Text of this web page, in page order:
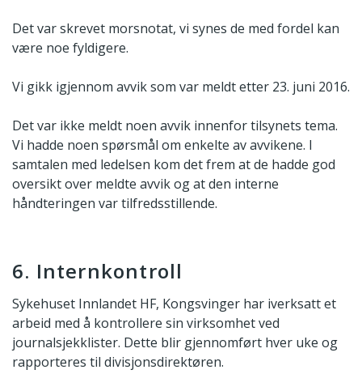
Det var skrevet morsnotat, vi synes de med fordel kan
være noe fyldigere.
Vi gikk igjennom avvik som var meldt etter 23. juni 2016.
Det var ikke meldt noen avvik innenfor tilsynets tema.
Vi hadde noen spørsmål om enkelte av avvikene. I
samtalen med ledelsen kom det frem at de hadde god
oversikt over meldte avvik og at den interne
håndteringen var tilfredsstillende.
6. Internkontroll
Sykehuset Innlandet HF, Kongsvinger har iverksatt et
arbeid med å kontrollere sin virksomhet ved
journalsjekklister. Dette blir gjennomført hver uke og
rapporteres til divisjonsdirektøren.